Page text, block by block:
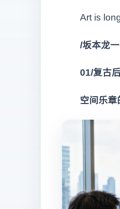
Art is
/坂本龙一
01/复古
空间乐章